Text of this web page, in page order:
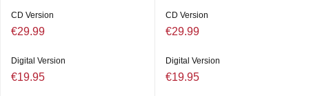
CD Version
€29.99
Digital Version
€19.95
CD Version
€29.99
Digital Version
€19.95